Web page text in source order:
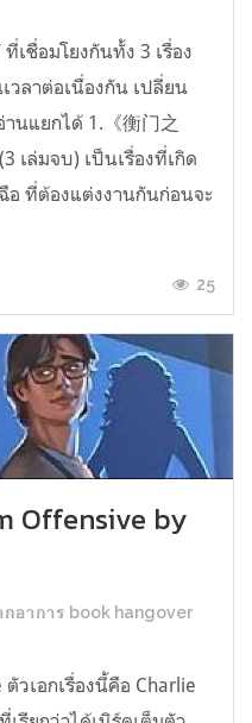
เชื่อมโยงกันทั้ง 3 เรื่อง
วลาต่อเนื่องกัน เปลี่ยน
นแยกได้ 1.《衡门之
เล่มจบ) เป็นเรื่องที่เกิด
อ ที่ต้องแต่งงานกันก่อนจะ
25
Offensive by
อาการ book hangover
ตัวเอกเรื่องนี้คือ Charlie